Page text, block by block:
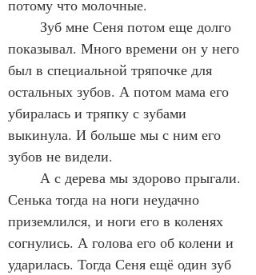
потому что молочные.
показывал. Много времени он у него
был в специальной тряпочке для
остальных зубов. А потом мама его
убиралась и тряпку с зубами
выкинула. И больше мы с ним его
зубов не видели.
Сенька тогда на ноги неудачно
приземлился, и ноги его в коленях
согнулись. А голова его об колени и
ударилась. Тогда Сеня ещё один зуб